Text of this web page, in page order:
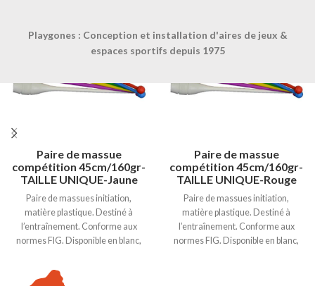
Playgones : Conception et installation d'aires de jeux &
espaces sportifs depuis 1975
Paire de massue
compétition 45cm/160gr-
TAILLE UNIQUE-Jaune
Paire de massues initiation,
matière plastique. Destiné à
l’entraînement. Conforme aux
normes FIG. Disponible en blanc,
gr. / L. 34 cm.
Paire de massue
compétition 45cm/160gr-
TAILLE UNIQUE-Rouge
Paire de massues initiation,
matière plastique. Destiné à
l’entraînement. Conforme aux
normes FIG. Disponible en blanc,